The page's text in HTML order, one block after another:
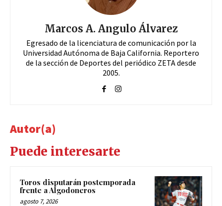
Marcos A. Angulo Álvarez
Egresado de la licenciatura de comunicación por la
Universidad Autónoma de Baja California. Reportero
de la sección de Deportes del periódico ZETA desde
2005.
Autor(a)
Puede interesarte
Toros disputarán postemporada
frente a Algodoneros
agosto 7, 2026